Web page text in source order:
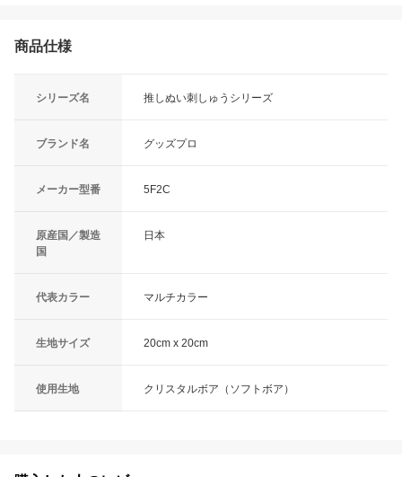
商品仕様
シリーズ名 推しぬい刺しゅうシリーズ
ブランド名 グッズプロ
メーカー型番 5F2C
原産国／製造
国
日本
代表カラー マルチカラー
生地サイズ 20cm x 20cm
使用生地 クリスタルボア（ソフトボア）